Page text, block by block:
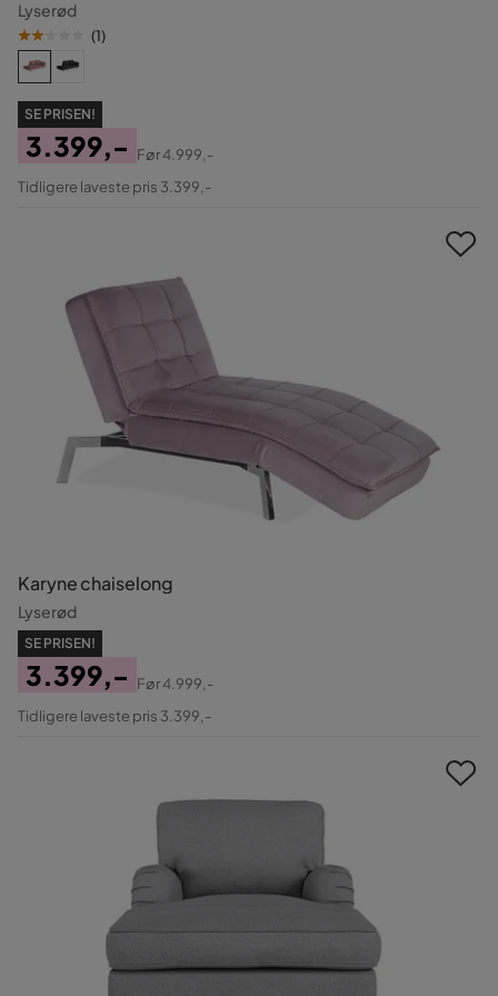
Lyserød
(1)
SE PRISEN!
Pris
3.399,-
Original
Før4.999,-
Tidligere laveste pris 3.399,-
Karyne chaiselong
Lyserød
SE PRISEN!
Pris
3.399,-
Original
Før4.999,-
Tidligere laveste pris 3.399,-